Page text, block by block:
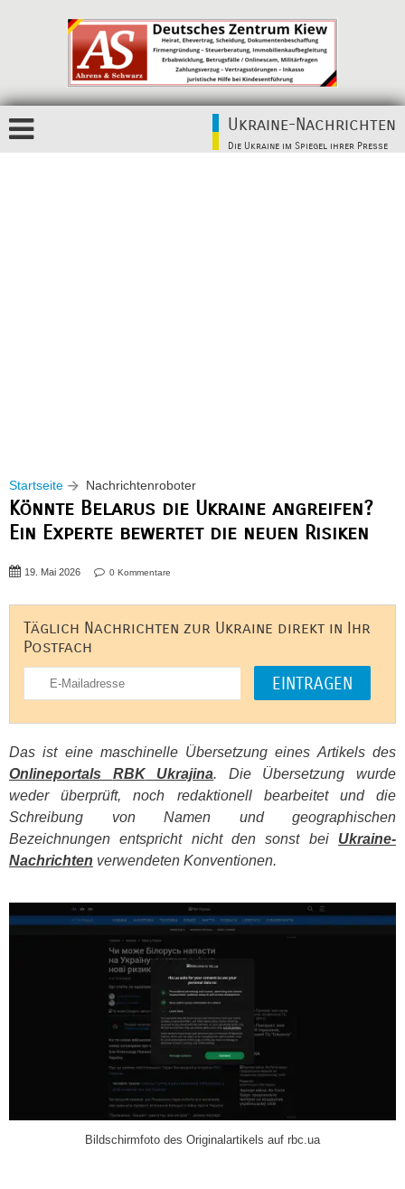
Ukraine-Nachrichten
Die Ukraine im Spiegel ihrer Presse
Startseite Nachrichtenroboter
Könnte Belarus die Ukraine angreifen?
Ein Experte bewertet die neuen Risiken
19. Mai 2026 0 Kommentare
Täglich Nachrichten zur Ukraine direkt in Ihr
Postfach
Das ist eine maschinelle Übersetzung eines Artikels des
Onlineportals RBKUkrajina. Die Übersetzung wurde
weder überprüft, noch redaktionell bearbeitet und die
Schreibung von Namen und geographischen
Bezeichnungen entspricht nicht den sonst bei Ukraine-
Nachrichten verwendeten Konventionen.
Bildschirmfoto des Originalartikels auf rbc.ua